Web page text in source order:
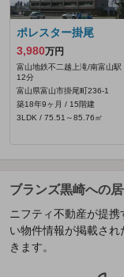
ポレスター掛尾
3,980万円
富山地鉄不二越上滝/南富山駅
12分
富山県富山市掛尾町236‐1
築18年9ヶ月 / 15階建
3LDK / 75.51～85.76㎡
ブランズ黒崎への
ニフティ不動産が提
い物件情報が掲載さ
きます。